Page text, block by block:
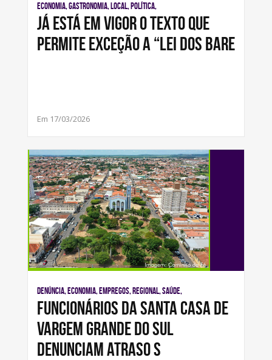
Economia, Gastronomia, Local, Política,
Já está em vigor o texto que
permite exceção a “Lei dos Bare
Em 17/03/2026
Denúncia, Economia, Empregos, Regional, Saúde,
Funcionários da Santa Casa de
Vargem Grande do Sul
denunciam atraso s